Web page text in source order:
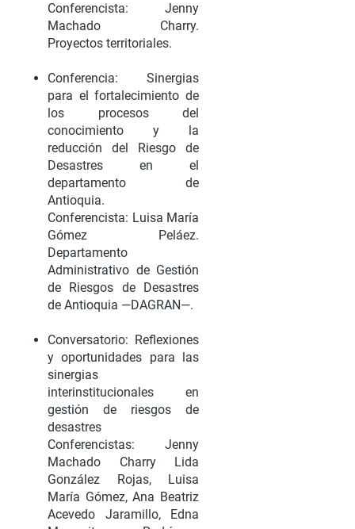
Conferencista: Jenny
Machado Charry.
Proyectos territoriales.
Conferencia: Sinergias
para el fortalecimiento de
los procesos del
conocimiento y la
reducción del Riesgo de
Desastres en el
departamento de
Antioquia.
Conferencista: Luisa María
Gómez Peláez.
Departamento
Administrativo de Gestión
de Riesgos de Desastres
de Antioquia —DAGRAN—.
Conversatorio: Reflexiones
y oportunidades para las
sinergias
interinstitucionales en
gestión de riesgos de
desastres
Conferencistas: Jenny
Machado Charry Lida
González Rojas, Luisa
María Gómez, Ana Beatriz
Acevedo Jaramillo, Edna